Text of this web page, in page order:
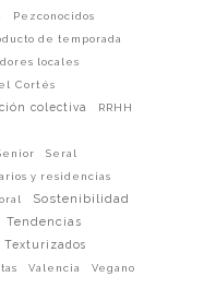
Pezconocidos
de temporada
locales
Cortés
colectiva
RRHH
Seral
y residencias
Sostenibilidad
Tendencias
Texturizados
Valencia Vegano